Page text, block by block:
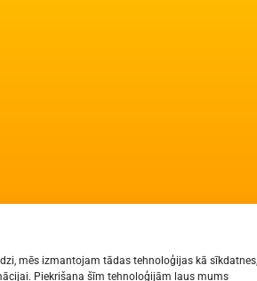
mēs izmantojam tādas tehnoloģijas kā sīkdatnes,
Piekrišana šīm tehnoloģijām ļaus mums